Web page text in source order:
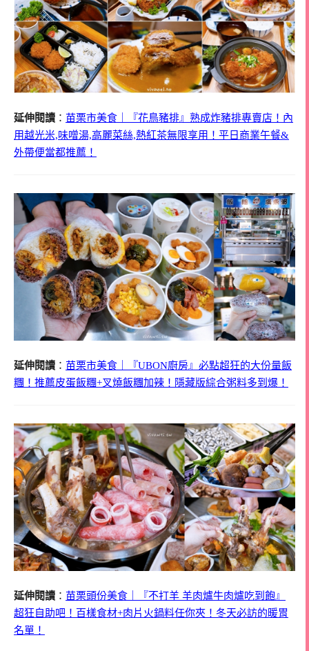
延伸閱讀 ： 苗栗市美食｜『花鳥豬排』熟成炸豬排專賣店！內
用越光米,味噌湯,高麗菜絲,熱紅茶無限享用！平日商業午餐&
外帶便當都推薦！
延伸閱讀 ： 苗栗市美食｜『UBON廚房』必點超狂的大份量飯
糰！推薦皮蛋飯糰+叉燒飯糰加辣！隱藏版綜合粥料多到爆！
延伸閱讀 ： 苗栗頭份美食｜『不打羊 羊肉爐牛肉爐吃到飽』
超狂自助吧！百樣食材+肉片火鍋料任你夾！冬天必訪的暖胃
名單！